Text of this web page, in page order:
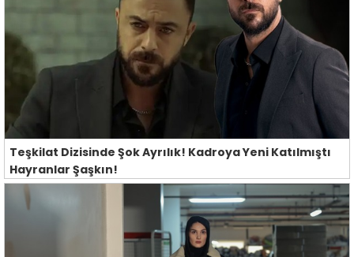
Teşkilat Dizisinde Şok Ayrılık! Kadroya Yeni Katılmıştı
Hayranlar Şaşkın!